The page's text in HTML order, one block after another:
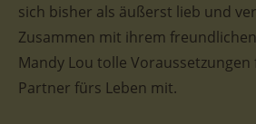
sich bisher als äußerst lieb und
Zusammen mit ihrem
Mandy Lou tolle
Partner fürs Leben mit.